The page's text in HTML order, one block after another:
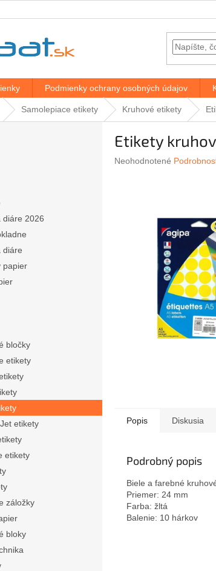
Podmienky ochrany osobných údajov
Samolepiace etikety Kruhové etikety
diáre 2026
diáre
papier
bločky
etikety
etikety
etikety
záložky
bloky
Etikety
Priemerné
Neohodnotené
Popis Diskusia
Podrobný popis
Biele a farebné
Priemer: 24 mm
Farba: žltá
Balenie: 10 hárkov